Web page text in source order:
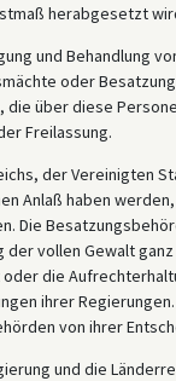
herabgesetzt
und Behandlung
oder
die über diese
Freilassung.
der Vereinigten
Anlaß haben
Die
der vollen Gewalt
die
ihrer
von ihrer
und die